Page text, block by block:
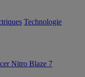
Technologie
Nitro Blaze 7